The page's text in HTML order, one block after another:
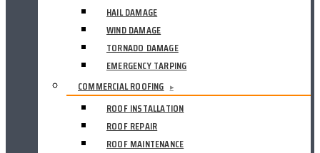
HAIL DAMAGE
WIND DAMAGE
TORNADO DAMAGE
EMERGENCY TARPING
COMMERCIAL ROOFING ▸
ROOF INSTALLATION
ROOF REPAIR
ROOF MAINTENANCE